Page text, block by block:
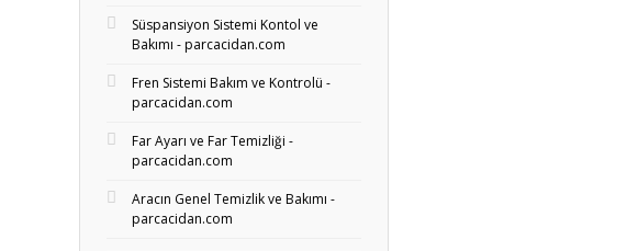
Süspansiyon Sistemi Kontol ve
Bakımı - parcacidan.com
Fren Sistemi Bakım ve Kontrolü -
parcacidan.com
Far Ayarı ve Far Temizliği -
parcacidan.com
Aracın Genel Temizlik ve Bakımı -
parcacidan.com